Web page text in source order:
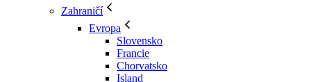
Zahraničí
Evropa
Slovensko
Francie
Chorvatsko
Island